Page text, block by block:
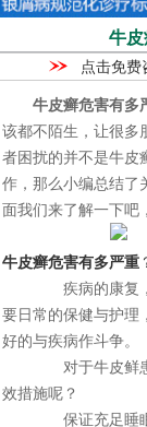
牛
点击免
牛皮癣危害有多
该都不陌生，让很多
者困扰的并不是牛皮
作，那么小编总结了
面我们来了解一下吧
牛皮癣危害有多严重
疾病的康复，
要日常的保健与护理
好的与疾病作斗争。
对于牛皮鲜患
效措施呢？
保证充足睡